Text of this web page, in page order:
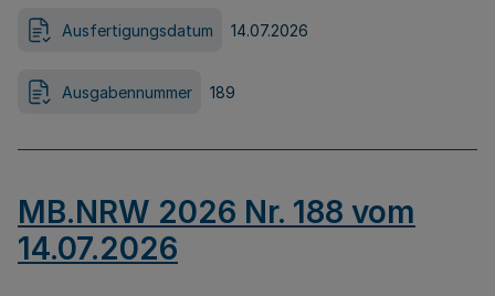
Ausfertigungsdatum 14.07.2026
Ausgabennummer 189
MB.NRW 2026 Nr. 188 vom
14.07.2026